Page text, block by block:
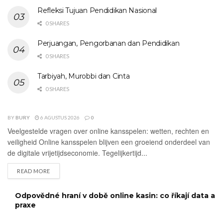
Refleksi Tujuan Pendidikan Nasional
0 SHARES
Perjuangan, Pengorbanan dan Pendidikan
0 SHARES
Tarbiyah, Murobbi dan Cinta
0 SHARES
UNCATEGORIZED
BY BURY 6 AGUSTUS 2026 0
Veelgestelde vragen over online kansspelen: wetten, rechten en
veiligheid Online kansspelen blijven een groeiend onderdeel van
de digitale vrijetijdseconomie. Tegelijkertijd...
READ MOREDETAILS
Odpovědné hraní v době online kasin: co říkají data a
praxe